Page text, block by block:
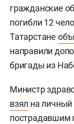
гражданские
погибли 12
Татарстане
направили
бригады из
Министр
взял на
пострадавшим